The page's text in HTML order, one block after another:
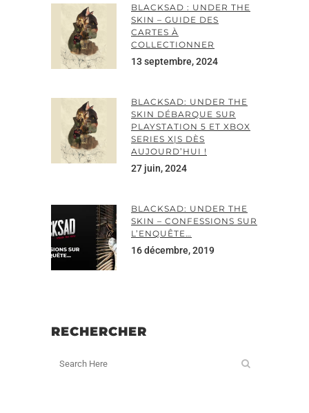
BLACKSAD : UNDER THE
SKIN – GUIDE DES
CARTES À
COLLECTIONNER
13 septembre, 2024
BLACKSAD: UNDER THE
SKIN DÉBARQUE SUR
PLAYSTATION 5 ET XBOX
SERIES X|S DÈS
AUJOURD’HUI !
27 juin, 2024
BLACKSAD: UNDER THE
SKIN – CONFESSIONS SUR
L’ENQUÊTE…
16 décembre, 2019
RECHERCHER